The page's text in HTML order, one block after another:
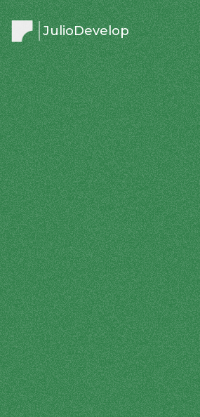
JulioDevelop